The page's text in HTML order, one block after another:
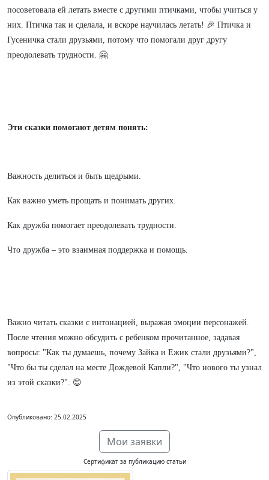
посоветовала ей летать вместе с другими птичками, чтобы учиться у
них. Птичка так и сделала, и вскоре научилась летать! 🎉 Птичка и
Гусеничка стали друзьями, потому что помогали друг другу
преодолевать трудности. 🤗
Эти сказки помогают детям понять:
Важность делиться и быть щедрыми.
Как важно уметь прощать и понимать других.
Как дружба помогает преодолевать трудности.
Что дружба – это взаимная поддержка и помощь.
Важно читать сказки с интонацией, выражая эмоции персонажей.
После чтения можно обсудить с ребенком прочитанное, задавая
вопросы: "Как ты думаешь, почему Зайка и Ежик стали друзьями?",
"Что бы ты сделал на месте Дождевой Капли?", "Что нового ты узнал
из этой сказки?". 😊
Опубликовано: 25.02.2025
Мои заявки
Сертификат за публикацию статьи